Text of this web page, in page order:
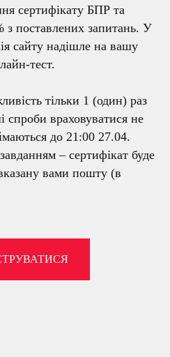
сертифікату БПР та
з поставлених запитань. У
сайту надішле на вашу
тест.
тільки 1 (один) раз
спроби враховуватися не
до 21:00 27.04.
– сертифікат буде
вами пошту (в